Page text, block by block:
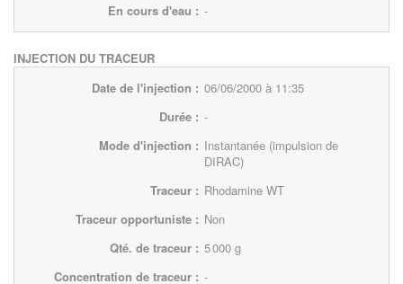
En cours d'eau : -
INJECTION DU TRACEUR
Date de l'injection : 06/06/2000 à 11:35
Durée : -
Mode d'injection : Instantanée (impulsion de
DIRAC)
Traceur : Rhodamine WT
Traceur opportuniste : Non
Qté. de traceur : 5 000 g
Concentration de traceur : -